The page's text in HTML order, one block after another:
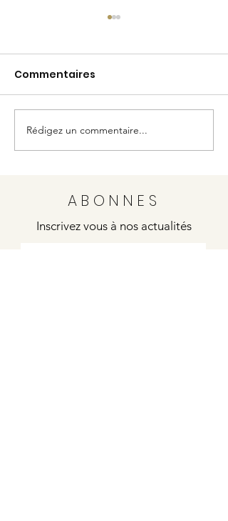
SUMMER DAYS
Commentaires
Rédigez un commentaire...
ABONNES
Inscrivez vous à nos actualités